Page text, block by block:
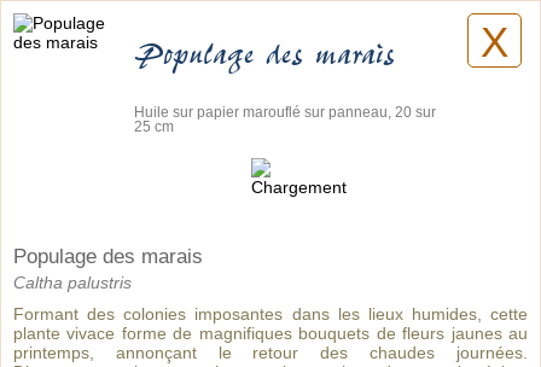
Lilyane Coulombe
Tableaux
X
Populage des marais
Huile sur papier marouflé sur panneau, 20 sur
25 cm
Populage des marais
Caltha palustris
Formant des colonies imposantes dans les lieux humides, cette
plante vivace forme de magnifiques bouquets de fleurs jaunes au
printemps, annonçant le retour des chaudes journées.